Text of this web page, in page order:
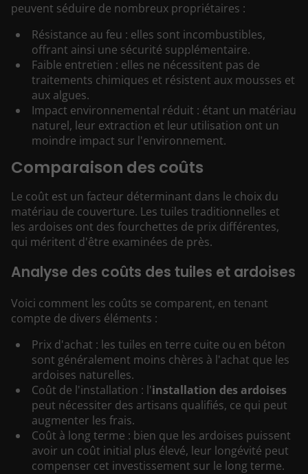
peuvent séduire de nombreux propriétaires :
Résistance au feu : elles sont incombustibles,
offrant ainsi une sécurité supplémentaire.
Faible entretien : elles ne nécessitent pas de
traitements chimiques et résistent aux mousses et
aux algues.
Impact environnemental réduit : étant un matériau
naturel, leur extraction et leur utilisation ont un
moindre impact sur l'environnement.
Comparaison des coûts
Le coût est un facteur déterminant dans le choix du
matériau de couverture. Les tuiles traditionnelles et
les ardoises ont des fourchettes de prix différentes,
qui méritent d'être examinées de près.
Analyse des coûts des tuiles et ardoises
Voici comment les coûts se comparent, en tenant
compte de divers éléments :
Prix d'achat : les tuiles en terre cuite ou en béton
sont généralement moins chères à l'achat que les
ardoises naturelles.
Coût de l'installation : l'installation des ardoises
peut nécessiter des artisans qualifiés, ce qui peut
augmenter les frais.
Coût à long terme : bien que les ardoises puissent
avoir un coût initial plus élevé, leur longévité peut
compenser cet investissement sur le long terme.